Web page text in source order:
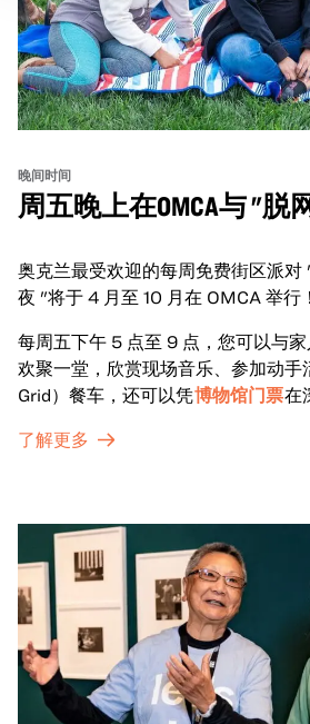
晚间时间
周五晚上在OMCA与 "脱
奥克兰最受欢迎的每周免费街区派对
夜 "将于 4 月至 10 月在 OMCA 举行！
每周五下午 5 点至 9 点，您可以与
欢聚一堂，欣赏现场音乐、参加动手
Grid）餐车，还可以凭博物馆门票在
了解更多